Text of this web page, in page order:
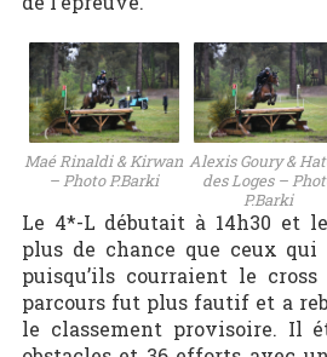
Maé Rinaldi & Kirwan
– Photo P.Barki
Alexis Goury &
des Loges –
P.Barki
Le 4*-L débutait à 14h30 et
plus de chance que ceux
puisqu’ils courraient le
parcours fut plus fautif et a
le classement provisoire. Il